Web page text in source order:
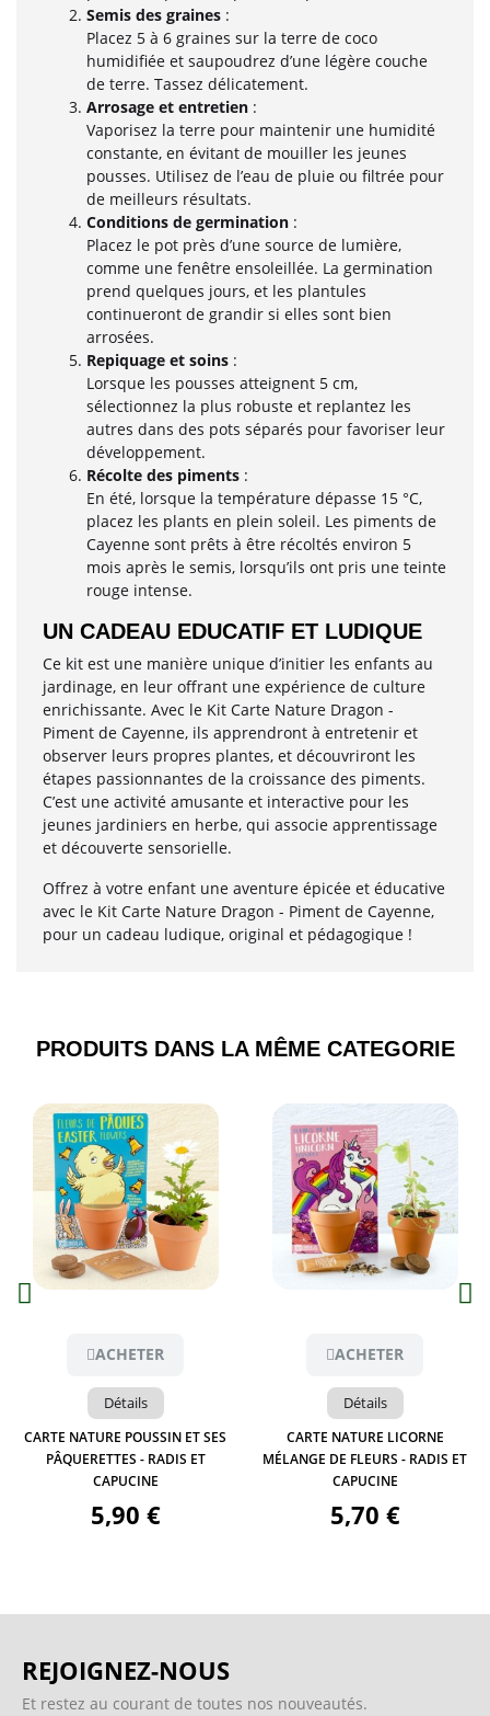
Semis des graines :
Placez 5 à 6 graines sur la terre de coco
humidifiée et saupoudrez d’une légère couche
de terre. Tassez délicatement.
Arrosage et entretien :
Vaporisez la terre pour maintenir une humidité
constante, en évitant de mouiller les jeunes
pousses. Utilisez de l’eau de pluie ou filtrée pour
de meilleurs résultats.
Conditions de germination :
Placez le pot près d’une source de lumière,
comme une fenêtre ensoleillée. La germination
prend quelques jours, et les plantules
continueront de grandir si elles sont bien
arrosées.
Repiquage et soins :
Lorsque les pousses atteignent 5 cm,
sélectionnez la plus robuste et replantez les
autres dans des pots séparés pour favoriser leur
développement.
Récolte des piments :
En été, lorsque la température dépasse 15 °C,
placez les plants en plein soleil. Les piments de
Cayenne sont prêts à être récoltés environ 5
mois après le semis, lorsqu’ils ont pris une teinte
rouge intense.
UN CADEAU EDUCATIF ET LUDIQUE
Ce kit est une manière unique d’initier les enfants au
jardinage, en leur offrant une expérience de culture
enrichissante. Avec le Kit Carte Nature Dragon -
Piment de Cayenne, ils apprendront à entretenir et
observer leurs propres plantes, et découvriront les
étapes passionnantes de la croissance des piments.
C’est une activité amusante et interactive pour les
jeunes jardiniers en herbe, qui associe apprentissage
et découverte sensorielle.
Offrez à votre enfant une aventure épicée et éducative
avec le Kit Carte Nature Dragon - Piment de Cayenne,
pour un cadeau ludique, original et pédagogique !
PRODUITS DANS LA MÊME CATEGORIE​
Aperçu
ACHETER
Détails
CARTE NATURE POUSSIN ET SES
PÂQUERETTES - RADIS ET
CAPUCINE
5,90 €
Aperçu
ACHETER
Détails
CARTE NATURE LICORNE
MÉLANGE DE FLEURS - RADIS ET
CAPUCINE
5,70 €
REJOIGNEZ-NOUS
Et restez au courant de toutes nos nouveautés.